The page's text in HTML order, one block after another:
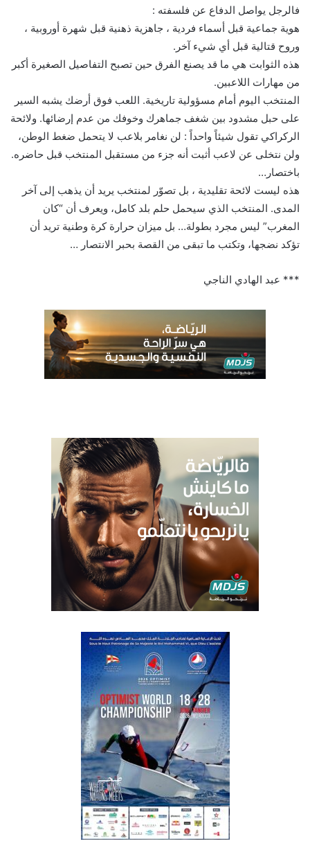
فالرجل يواصل الدفاع عن فلسفته :
هوية جماعية قبل أسماء فردية ، جاهزية ذهنية قبل شهرة أوروبية ،
وروح قتالية قبل أي شيء آخر.
هذه الثوابت هي ما قد يصنع الفرق حين تصبح التفاصيل الصغيرة أكبر
من مهارات اللاعبين.
المنتخب اليوم أمام مسؤولية تاريخية. اللعب فوق أرضك يشبه السير
على حبل مشدود بين شغف جماهرك وخوفك من عدم إرضائها. ولائحة
الركراكي تقول شيئاً واحداً : لن نغامر بلاعب لا يتحمل ضغط الوطن،
ولن نتخلى عن لاعب أثبت أنه جزء من مستقبل المنتخب قبل حاضره.
باختصار…
هذه ليست لائحة تقليدية ، بل تصوّر لمنتخب يريد أن يذهب إلى آخر
المدى. المنتخب الذي سيحمل حلم بلد كامل، ويعرف أن “كان
المغرب” ليس مجرد بطولة… بل ميزان حرارة كرة وطنية تريد أن
تؤكد نضجها، وتكتب ما تبقى من القصة بحبر الانتصار …
*** عبد الهادي الناجي